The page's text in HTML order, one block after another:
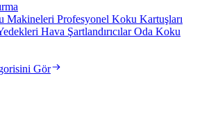
Makineleri Profesyonel Koku Kartuşları
Hava ŞartlandırıcılarOda Koku
Gör